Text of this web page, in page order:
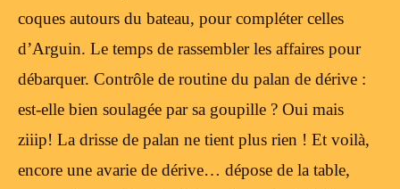
coques autours du bateau, pour compléter celles
d’Arguin. Le temps de rassembler les affaires pour
débarquer. Contrôle de routine du palan de dérive :
est-elle bien soulagée par sa goupille ? Oui mais
ziiip! La drisse de palan ne tient plus rien ! Et voilà,
encore une avarie de dérive… dépose de la table,